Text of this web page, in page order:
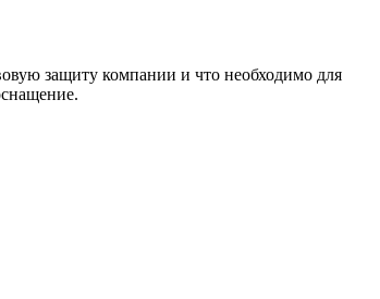
защиту компании и что необходимо для